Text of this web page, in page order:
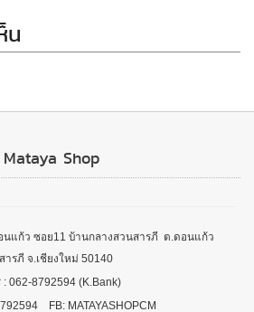
น
Mataya Shop
นแก้ว ซอย11 บ้านกลางสวนสารภี ต.ดอนแก้ว
ารภี จ.เชียงใหม่ 50140
: 062-8792594 (K.Bank)
FB: MATAYASHOPCM